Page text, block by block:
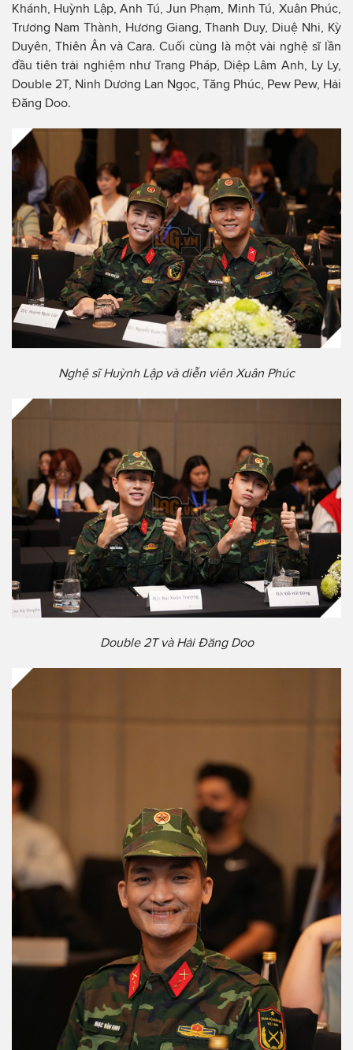
Khánh, Huỳnh Lập, Anh Tú, Jun Phạm, Minh Tú, Xuân Phúc,
Trương Nam Thành, Hương Giang, Thanh Duy, Diuệ Nhi, Kỳ
Duyên, Thiên Ân và Cara. Cuối cùng là một vài nghệ sĩ lần
đầu tiên trải nghiệm như Trang Pháp, Diệp Lâm Anh, Ly Ly,
Double 2T, Ninh Dương Lan Ngọc, Tăng Phúc, Pew Pew, Hải
Đăng Doo.
Nghệ sĩ Huỳnh Lập và diễn viên Xuân Phúc
Double 2T và Hải Đăng Doo